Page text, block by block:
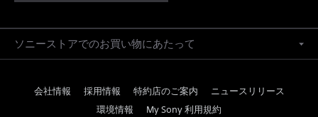
ソニーストアでのお買い物にあたって
会社情報 採用情報 特約店のご案内
ニュースリリース
環境情報
My Sony 利用規約